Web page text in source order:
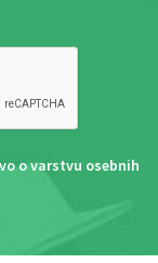
o varstvu osebnih